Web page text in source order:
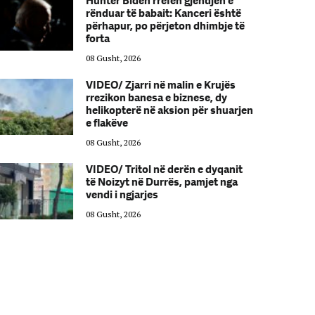
rënduar të babait: Kanceri është
përhapur, po përjeton dhimbje të
forta
08 Gusht, 2026
VIDEO/ Zjarri në malin e Krujës
rrezikon banesa e biznese, dy
helikopterë në aksion për shuarjen
e flakëve
08 Gusht, 2026
VIDEO/ Tritol në derën e dyqanit
të Noizyt në Durrës, pamjet nga
vendi i ngjarjes
08 Gusht, 2026